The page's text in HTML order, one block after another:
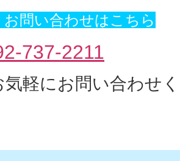
お問い合わせはこちら
737-2211
軽にお問い合わせく